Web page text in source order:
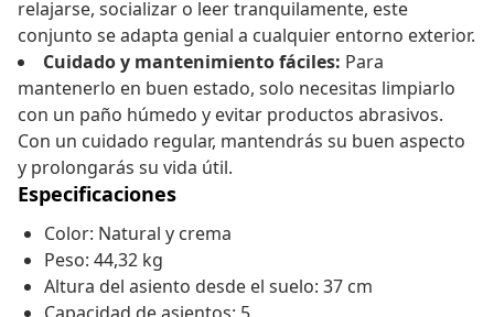
relajarse, socializar o leer tranquilamente, este
conjunto se adapta genial a cualquier entorno exterior.
Cuidado y mantenimiento fáciles: Para
mantenerlo en buen estado, solo necesitas limpiarlo
con un paño húmedo y evitar productos abrasivos.
Con un cuidado regular, mantendrás su buen aspecto
y prolongarás su vida útil.
Especificaciones
Color: Natural y crema
Peso: 44,32 kg
Altura del asiento desde el suelo: 37 cm